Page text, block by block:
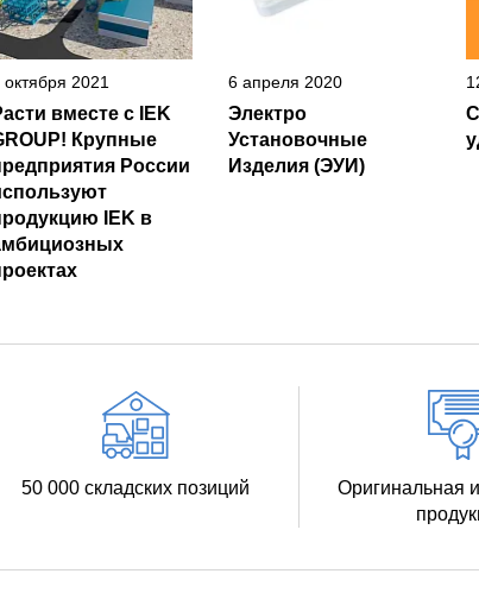
октября 2021
вместе с IEK
Крупные
России
IEK в
6 апреля 2020
Электро
Установочные
Изделия (ЭУИ)
50 000 складских позиций
Оригинальная